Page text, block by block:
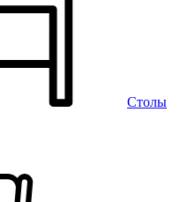
Столы